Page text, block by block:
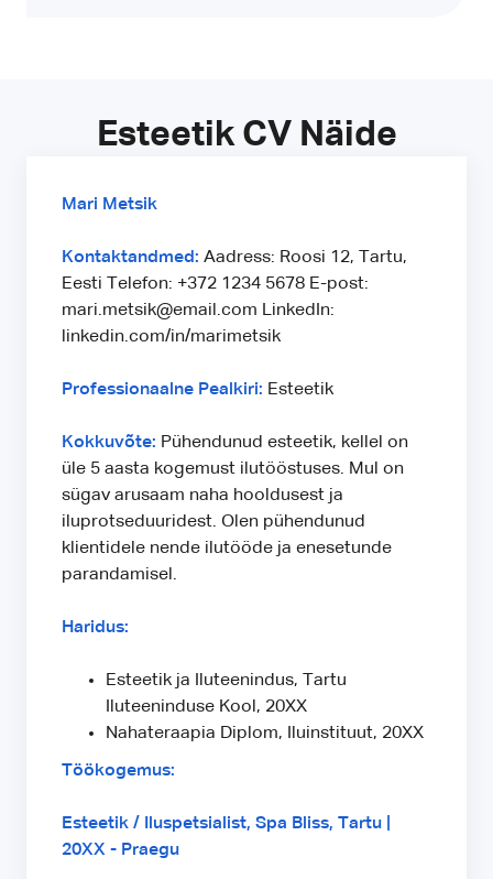
Esteetik CV Näide
Mari Metsik
Kontaktandmed: Aadress: Roosi 12, Tartu,
Eesti Telefon: +372 1234 5678 E-post:
mari.metsik@email.com LinkedIn:
linkedin.com/in/marimetsik
Professionaalne Pealkiri: Esteetik
Kokkuvõte: Pühendunud esteetik, kellel on
üle 5 aasta kogemust ilutööstuses. Mul on
sügav arusaam naha hooldusest ja
iluprotseduuridest. Olen pühendunud
klientidele nende ilutööde ja enesetunde
parandamisel.
Haridus:
Esteetik ja Iluteenindus, Tartu
Iluteeninduse Kool, 20XX
Nahateraapia Diplom, Iluinstituut, 20XX
Töökogemus:
Esteetik / Iluspetsialist, Spa Bliss, Tartu |
20XX - Praegu